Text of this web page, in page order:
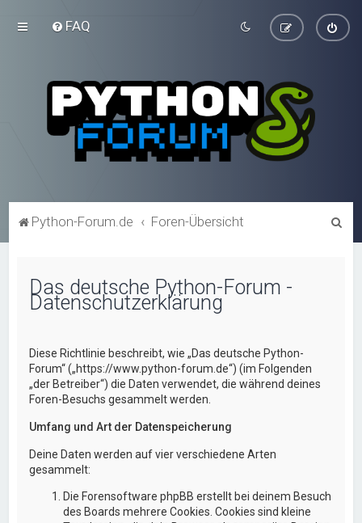
FAQ
Python-Forum.de Foren-Übersicht
Das deutsche Python-Forum -
Datenschutzerklärung
Diese Richtlinie beschreibt, wie „Das deutsche Python-
Forum“ („https://www.python-forum.de“) (im Folgenden
„der Betreiber“) die Daten verwendet, die während deines
Foren-Besuchs gesammelt werden.
Umfang und Art der Datenspeicherung
Deine Daten werden auf vier verschiedene Arten
gesammelt:
Die Forensoftware phpBB erstellt bei deinem Besuch
des Boards mehrere Cookies. Cookies sind kleine